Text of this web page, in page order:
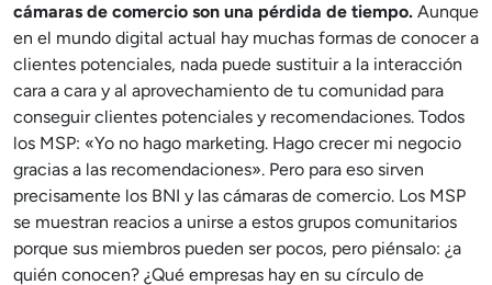
cámaras de comercio son una pérdida de tiempo. Aunque
en el mundo digital actual hay muchas formas de conocer a
clientes potenciales, nada puede sustituir a la interacción
cara a cara y al aprovechamiento de tu comunidad para
conseguir clientes potenciales y recomendaciones. Todos
los MSP: «Yo no hago marketing. Hago crecer mi negocio
gracias a las recomendaciones». Pero para eso sirven
precisamente los BNI y las cámaras de comercio. Los MSP
se muestran reacios a unirse a estos grupos comunitarios
porque sus miembros pueden ser pocos, pero piénsalo: ¿a
quién conocen? ¿Qué empresas hay en su círculo de